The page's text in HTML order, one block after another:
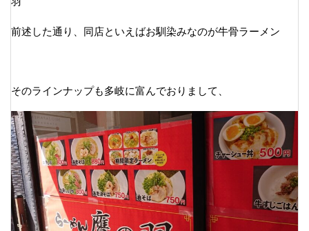
前述した通り、同店といえばお馴染みなのが牛骨ラーメン
そのラインナップも多岐に富んでおりまして、